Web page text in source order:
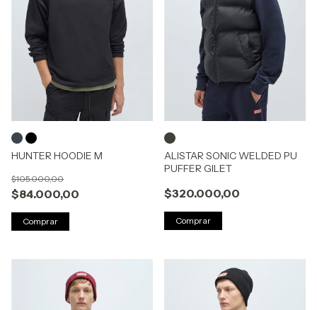
HUNTER HOODIE M
$84.000,00
$105.000,00
Comprar
ALISTAR SONIC WELDED PU
PUFFER GILET
$320.000,00
Comprar